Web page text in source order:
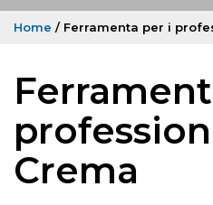
Home / Ferramenta per i
Crema